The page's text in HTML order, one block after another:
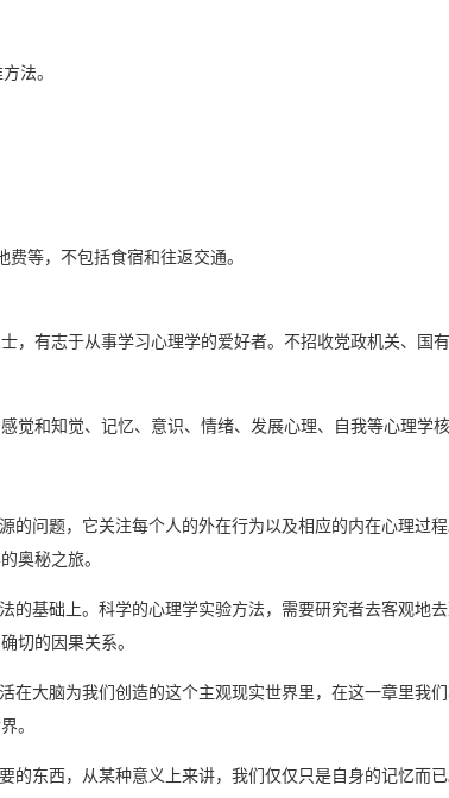
法。
等，不包括食宿和往返交通。
，有志于从事学习心理学的爱好者。不招收党政机关、国
觉和知觉、记忆、意识、情绪、发展心理、自我等心理学核
的问题，它关注每个人的外在行为以及相应的内在心理过
奥秘之旅。
的基础上。科学的心理学实验方法，需要研究者去客观地
切的因果关系。
在大脑为我们创造的这个主观现实世界里，在这一章里我
。
的东西，从某种意义上来讲，我们仅仅只是自身的记忆而